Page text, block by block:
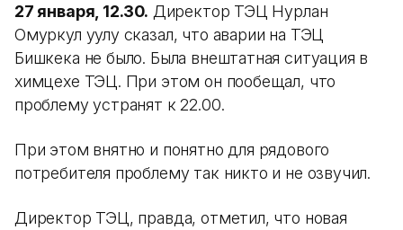
27 января, 12.30. Директор ТЭЦ Нурлан
Омуркул уулу сказал, что аварии на ТЭЦ
Бишкека не было. Была внештатная ситуация в
химцехе ТЭЦ. При этом он пообещал, что
проблему устранят к 22.00.
При этом внятно и понятно для рядового
потребителя проблему так никто и не озвучил.
Директор ТЭЦ, правда, отметил, что новая